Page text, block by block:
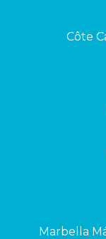
Côte
Marbella